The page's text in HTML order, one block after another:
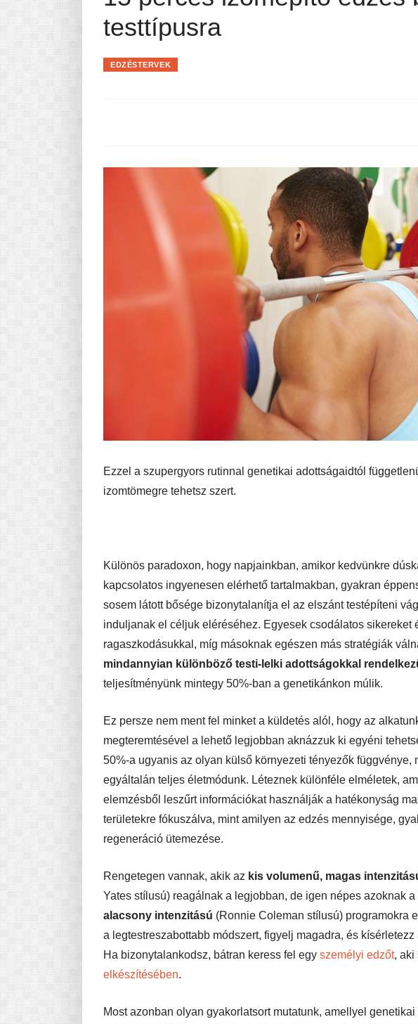
Pasta-túra - avagy A TÉSZTA TÖRTÉNETE
MINDENNAPI KENYERÜNK
testtípusra
EDZÉSTERVEK
Ezzel a szupergyors rutinnal genetikai adottságaidtól
izomtömegre tehetsz szert.
Különös paradoxon, hogy napjainkban, amikor kedvünkre
kapcsolatos ingyenesen elérhető tartalmakban, gyakran
sosem látott bősége bizonytalanítja el az elszánt testépíteni
induljanak el céljuk eléréséhez. Egyesek csodálatos sikereket
ragaszkodásukkal, míg másoknak egészen más stratégiák
mindannyian különböző testi-lelki adottságokkal
teljesítményünk mintegy 50%-ban a genetikánkon múlik.
Ez persze nem ment fel minket a küldetés alól, hogy az
megteremtésével a lehető legjobban aknázzuk ki egyéni
50%-a ugyanis az olyan külső környezeti tényezők függvénye,
egyáltalán teljes életmódunk. Léteznek különféle elméletek,
elemzésből leszűrt információkat használják a hatékonyság
területekre fókuszálva, mint amilyen az edzés mennyisége,
regeneráció ütemezése.
Rengetegen vannak, akik az kis volumenű, magas
Yates stílusú) reagálnak a legjobban, de igen népes azoknak a
alacsony intenzitású (Ronnie Coleman stílusú) programokra
a legtestreszabottabb módszert, figyelj magadra, és
Ha bizonytalankodsz, bátran keress fel egy személyi edzőt, aki
elkészítésében.
Most azonban olyan gyakorlatsort mutatunk, amellyel